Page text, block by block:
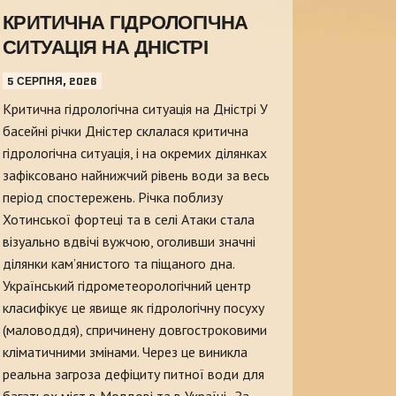
КРИТИЧНА ГІДРОЛОГІЧНА
СИТУАЦІЯ НА ДНІСТРІ
5 СЕРПНЯ, 2026
Критична гідрологічна ситуація на Дністрі У
басейні річки Дністер склалася критична
гідрологічна ситуація, і на окремих ділянках
зафіксовано найнижчий рівень води за весь
період спостережень. Річка поблизу
Хотинської фортеці та в селі Атаки стала
візуально вдвічі вужчою, оголивши значні
ділянки кам’янистого та піщаного дна.
Український гідрометеорологічний центр
класифікує це явище як гідрологічну посуху
(маловоддя), спричинену довгостроковими
кліматичними змінами. Через це виникла
реальна загроза дефіциту питної води для